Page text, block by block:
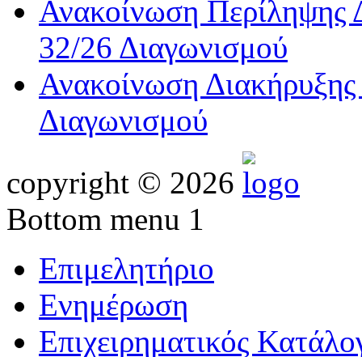
Ανακοίνωση Περίληψης
32/26 Διαγωνισμού
Ανακοίνωση
Διαγωνισμού
copyright © 2026
Bottom menu 1
Επιμελητήριο
Ενημέρωση
Επιχειρηματικός